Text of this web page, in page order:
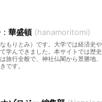
華盛頓 hanamoritomi
もりとみ）です。大学では経済史
学んできました。本サイトでは歴
旅行全般で、神社仏閣から景勝地
です。